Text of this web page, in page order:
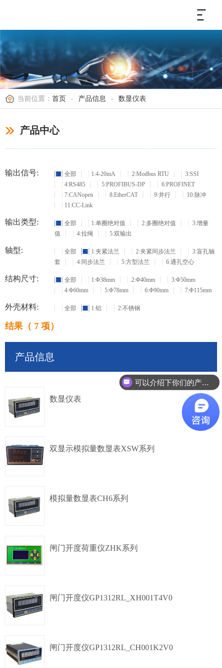
当前位置： 首页 - 产品信息 - 数显仪表
产品中心
输出信号: 全部 1:4-20mA 2:Modbus RTU
3:SSI
4:RS485
5:PROFIBUS-DP
6:PROFINET
7:CANopen
8:EtherCAT 9:并行
10:脉冲
11:CC-Link
输出类型: 全部 1:单圈绝对值 2:多圈绝对值
3:增量
值
4:拉绳 5:双输出
轴型: 全部 1:夹紧法兰 2:夹紧同步法兰
3:盲孔轴
套
4:同步法兰 5:方型法兰 6:通孔空心
结构尺寸: 全部 1:Φ38mm 2:Φ40mm
3:Φ50mm
4:Φ60mm
5:Φ78mm 6:Φ90mm 7:Φ115mm
外壳材料: 全部 1:铝 2:不锈钢
结果（ 7 项）
产品信息
数显仪表
4-20mA 单圈绝对值
双显示模拟量数显表XSW系列
4-20mA 多圈绝对值
模拟量数显表CH6系列
4-20mA 多圈绝对值
闸门开度荷重仪ZHK系列
SSI 多圈绝对值
Φ60mm
闸门开度仪GP1312RL_XH001T4V0
SSI 多圈绝对值
闸门开度仪GP1312RL_CH001K2V0
可以介绍下你们的产品么？